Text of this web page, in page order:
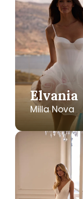
Elvania
Milla Nova